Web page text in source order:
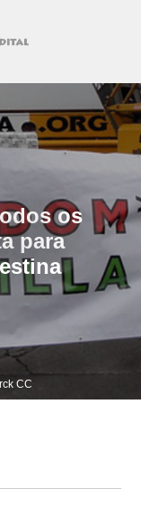
os
para
CC